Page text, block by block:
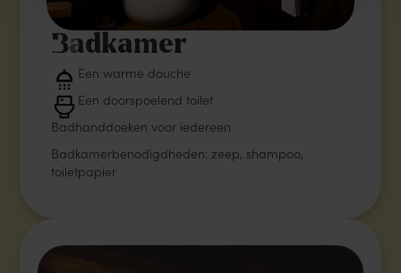
Badkamer
Een warme douche
Een doorspoelend toilet
Badhanddoeken voor iedereen
Badkamerbenodigdheden: zeep, shampoo,
toiletpapier